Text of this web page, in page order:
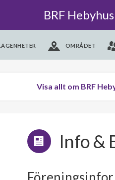
BRF
OMRÅDET
Visa allt om BRF
Info &